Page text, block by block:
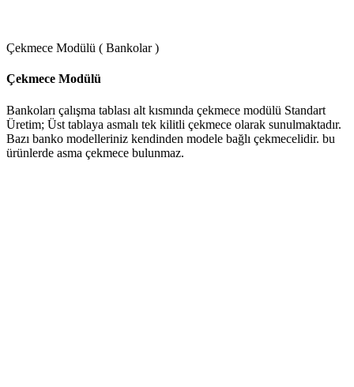
Çekmece Modülü ( Bankolar )
Çekmece Modülü
Bankoları çalışma tablası alt kısmında çekmece modülü Standart
Üretim; Üst tablaya asmalı tek kilitli çekmece olarak sunulmaktadır.
Bazı banko modelleriniz kendinden modele bağlı çekmecelidir. bu
ürünlerde asma çekmece bulunmaz.